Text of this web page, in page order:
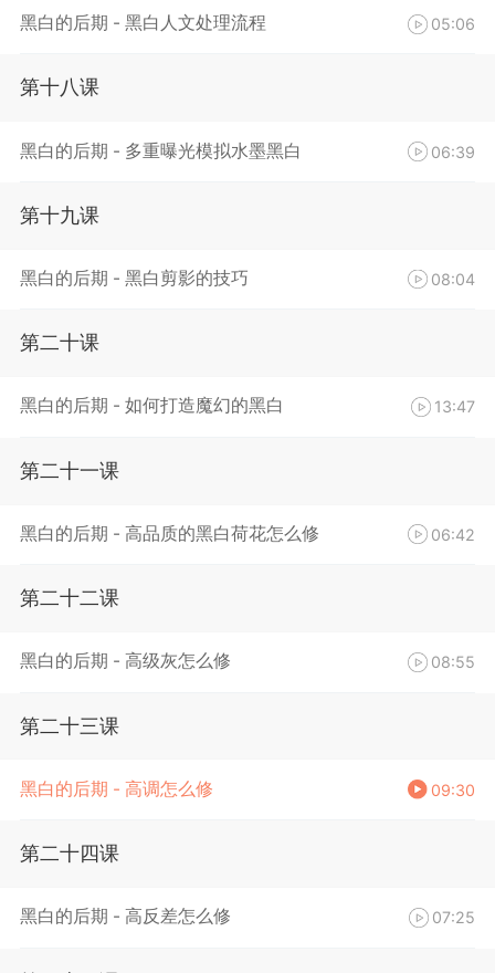
黑白的后期 - 黑白人文处理流程 05:06
第十八课
黑白的后期 - 多重曝光模拟水墨黑白 06:39
第十九课
黑白的后期 - 黑白剪影的技巧 08:04
第二十课
黑白的后期 - 如何打造魔幻的黑白 13:47
第二十一课
黑白的后期 - 高品质的黑白荷花怎么修 06:42
第二十二课
黑白的后期 - 高级灰怎么修 08:55
第二十三课
黑白的后期 - 高调怎么修 09:30
第二十四课
黑白的后期 - 高反差怎么修 07:25